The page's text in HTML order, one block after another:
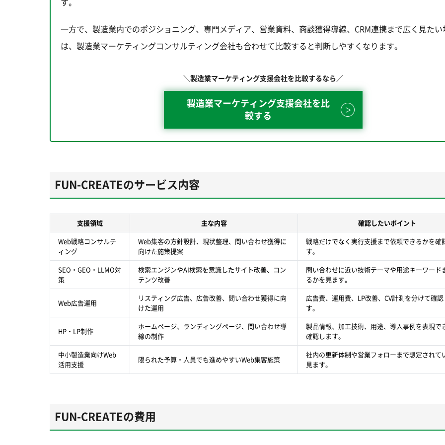
一方で、製造業内でのポジショニング、専門メディア、営業資料、商談獲得導線、CRM連携まで広く見たい
は、製造業マーケティングコンサルティング会社も合わせて比較すると判断しやすくなります。
＼製造業マーケティング支援会社を比較するなら／
製造業マーケティング支援会社を比
較する
FUN-CREATEのサービス内容
支援領域 主な内容
確認したいポイント
Web戦略コンサルテ
ィング
Web集客の方針設計、現状整理、問い合わせ獲得に
向けた施策提案
戦略だけでなく実行支援まで依頼できるかを確
す。
SEO・GEO・LLMO対
策
検索エンジンやAI検索を意識したサイト改善、コン
テンツ改善
問い合わせに近い技術テーマや用途キーワード
るかを見ます。
Web広告運用
リスティング広告、広告改善、問い合わせ獲得に向
けた運用
広告費、運用費、LP改善、CV計測を分けて確
す。
HP・LP制作
ホームページ、ランディングページ、問い合わせ導
線の制作
製品情報、加工技術、用途、導入事例を表現で
確認します。
中小製造業向けWeb
活用支援
限られた予算・人員でも進めやすいWeb集客施策
社内の更新体制や営業フォローまで想定されて
見ます。
FUN-CREATEの費用